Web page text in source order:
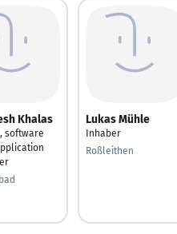
Khalas
software
Lukas Mühle
Inhaber
Roßleithen